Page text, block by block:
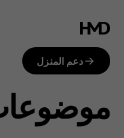
هل
هناك
أية
نصائح
دعم المنزل